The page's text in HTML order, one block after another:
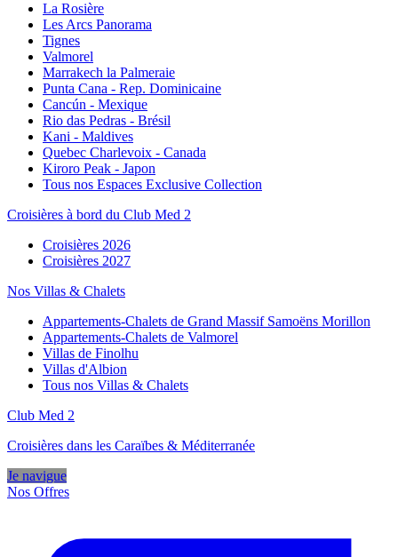
La Rosière
Les Arcs Panorama
Tignes
Valmorel
Marrakech la Palmeraie
Punta Cana - Rep. Dominicaine
Cancún - Mexique
Rio das Pedras - Brésil
Kani - Maldives
Quebec Charlevoix - Canada
Kiroro Peak - Japon
Tous nos Espaces Exclusive Collection
Croisières à bord du Club Med 2
Croisières 2026
Croisières 2027
Nos Villas & Chalets
Appartements-Chalets de Grand Massif Samoëns Morillon
Appartements-Chalets de Valmorel
Villas de Finolhu
Villas d'Albion
Tous nos Villas & Chalets
Club Med 2
Croisières dans les Caraïbes & Méditerranée
Je navigue
Nos Offres